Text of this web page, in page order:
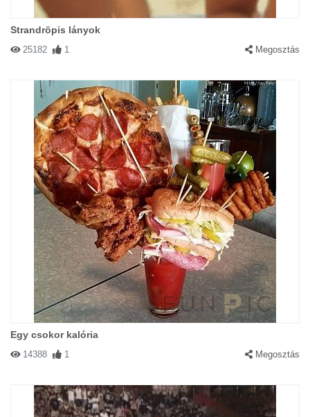
Strandröpis lányok
25182 1 Megosztás
Egy csokor kalória
14388 1 Megosztás